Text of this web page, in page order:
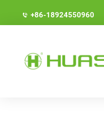
+86-18924550960